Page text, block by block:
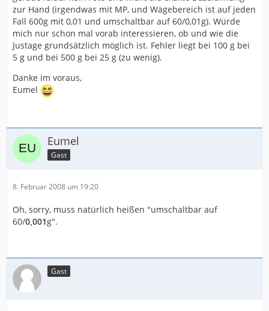
zur Hand (irgendwas mit MP, und Wägebereich ist auf jeden
Fall 600g mit 0,01 und umschaltbar auf 60/0,01g). Würde
mich nur schon mal vorab interessieren, ob und wie die
Justage grundsätzlich möglich ist. Fehler liegt bei 100 g bei
5 g und bei 500 g bei 25 g (zu wenig).
Danke im voraus,
Eumel
Eumel
Gast
8. Februar 2008 um 19:20
Oh, sorry, muss natürlich heißen "umschaltbar auf
60/0,001g".
Gast